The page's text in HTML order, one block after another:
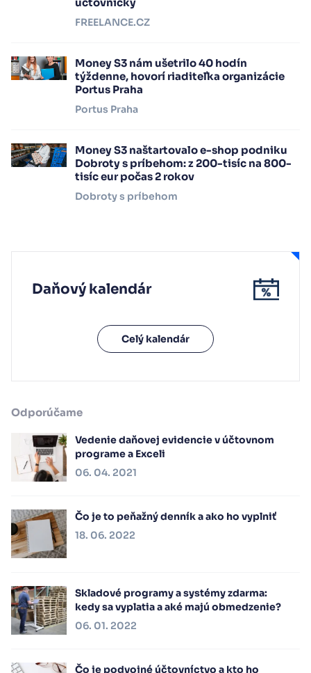
FREELANCE.CZ
Money S3 nám ušetrilo 40 hodín
týždenne, hovorí riaditeľka organizácie
Portus Praha
Portus Praha
Money S3 naštartovalo e-shop podniku
Dobroty s príbehom: z 200-tisíc na 800-
tisíc eur počas 2 rokov
Dobroty s príbehom
Daňový kalendár
Celý kalendár
Odporúčame
Vedenie daňovej evidencie v účtovnom
programe a Exceli
06. 04. 2021
Čo je to peňažný denník a ako ho vyplniť
18. 06. 2022
Skladové programy a systémy zdarma:
kedy sa vyplatia a aké majú obmedzenie?
06. 01. 2022
Čo je podvojné účtovníctvo a kto ho